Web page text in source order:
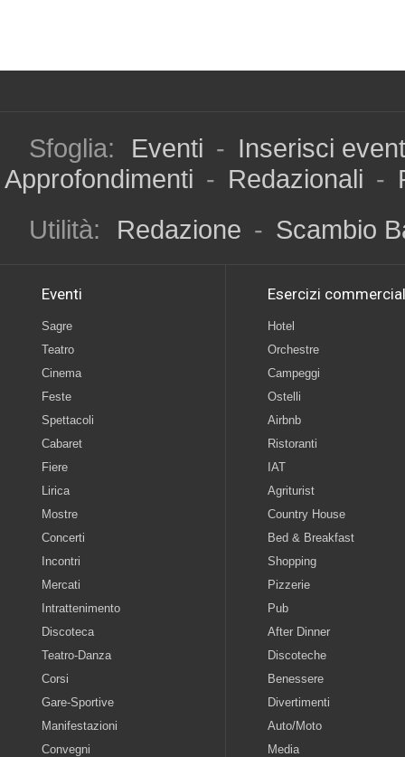
Sfoglia: Eventi - Inserisci
Approfondimenti - Redazionali -
Utilità:
Redazione - Scambio
Eventi
Sagre
Teatro
Cinema
Feste
Spettacoli
Cabaret
Fiere
Lirica
Mostre
Concerti
Incontri
Mercati
Intrattenimento
Discoteca
Teatro-Danza
Corsi
Gare-Sportive
Manifestazioni
Convegni
Esercizi
Hotel
Orchestre
Campeggi
Ostelli
Airbnb
Ristoranti
IAT
Agriturist
Country House
Bed & Breakfast
Shopping
Pizzerie
Pub
After Dinner
Discoteche
Benessere
Divertimenti
Auto/Moto
Media